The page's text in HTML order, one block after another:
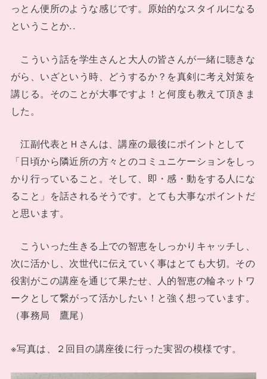
っとん便所のような感じです。原始的なスタイルになる
ということか..
こういう話を学生さんと大人の皆さんが一緒に聴きな
がら、いざという時、どうするか？を真剣に考え対策を
講じる。そのことが大事ですよ！と何度も教えて頂きま
した。
江副代表とＨさんは、講座の最後にポイントとして
「日頃から隣近所の方々とのコミュニケーションをしっ
かり行っていること。そして、即・感・動をする人にな
ること」を話されるそうです。とても大事なポイントだ
と思います。
こういった生きる上での智恵をしっかりキャッチし、
次に活かし、次世代に伝えていく事はとても大切。その
役割がこの講座を通じて果たせ、人的智恵の輪ネットワ
ークとして繋がって活かしたい！と強く想っています。
（事務局 鷹尾）
※写真は、２回目の講座後に行った実習の模様です。